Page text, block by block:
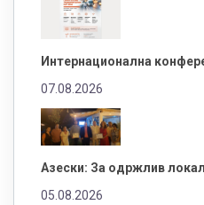
Интернационална
07.08.2026
Азески: За одржлив
05.08.2026